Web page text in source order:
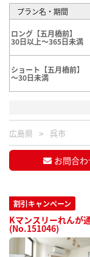
プラン名・期間
ロング【五月橋前】
30日以上～365日未満
ショート【五月橋前】
～30日未満
広島県 呉市
お問合わ
割引キャンペーン
Kマンスリーれんが
(No.151046)